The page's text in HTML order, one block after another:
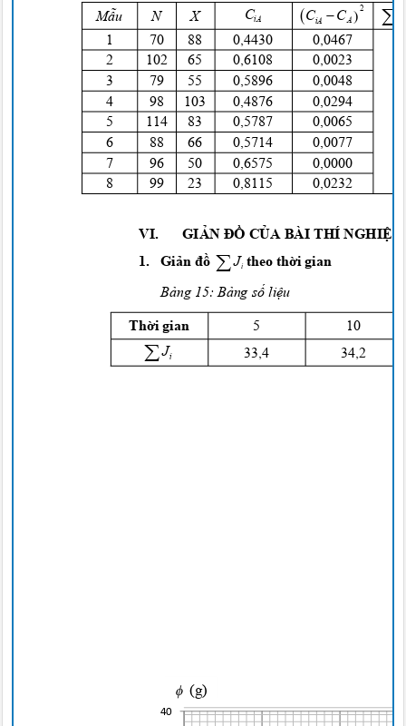
2
CiA CC
Mẫu N X  A  
iA
1
2
3
4
5
6
7
8
70 88 0 ,4430
0,6108
0 ,5896
0 ,4876
0,5787
0 ,5714
0 ,6575
0,8115
0,0467
0,0023
0,0048
0,0294
0,0065
0,0077
0,0000
0,0232
102 65
79 55
98 103
114 83
88
96
99
66
50
23
VI. GIẢN ĐỒ CỦA BÀI THÍ
i theothờigian
1.Giản đồ J

Bảng 15:Bảng số liệu
Thờigian 5 10
J 33,4 34,2
 i
(g)
40